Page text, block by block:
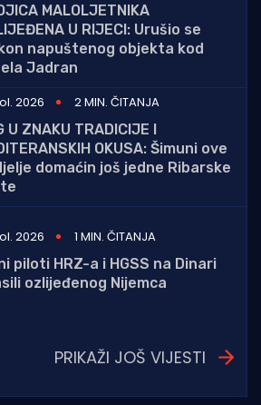
MALOLJETNIKA
U RIJECI: Urušio se
napuštenog objekta kod
Jadran
2026
2 MIN. ČITANJA
U ZNAKU TRADICIJE I
OKUSA: Šimuni ove
domaćin još jedne Ribarske
2026
1 MIN. ČITANJA
piloti HRZ-a i HGSS na Dinari
ozlijeđenog Nijemca
PRIKAŽI JOŠ VIJESTI